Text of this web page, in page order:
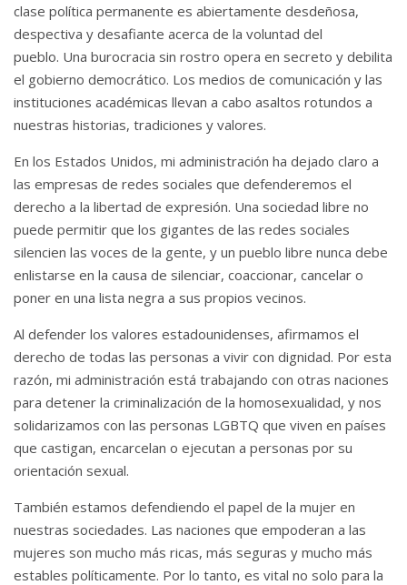
clase política permanente es abiertamente desdeñosa,
despectiva y desafiante acerca de la voluntad del
pueblo. Una burocracia sin rostro opera en secreto y debilita
el gobierno democrático. Los medios de comunicación y las
instituciones académicas llevan a cabo asaltos rotundos a
nuestras historias, tradiciones y valores.
En los Estados Unidos, mi administración ha dejado claro a
las empresas de redes sociales que defenderemos el
derecho a la libertad de expresión. Una sociedad libre no
puede permitir que los gigantes de las redes sociales
silencien las voces de la gente, y un pueblo libre nunca debe
enlistarse en la causa de silenciar, coaccionar, cancelar o
poner en una lista negra a sus propios vecinos.
Al defender los valores estadounidenses, afirmamos el
derecho de todas las personas a vivir con dignidad. Por esta
razón, mi administración está trabajando con otras naciones
para detener la criminalización de la homosexualidad, y nos
solidarizamos con las personas LGBTQ que viven en países
que castigan, encarcelan o ejecutan a personas por su
orientación sexual.
También estamos defendiendo el papel de la mujer en
nuestras sociedades. Las naciones que empoderan a las
mujeres son mucho más ricas, más seguras y mucho más
estables políticamente. Por lo tanto, es vital no solo para la